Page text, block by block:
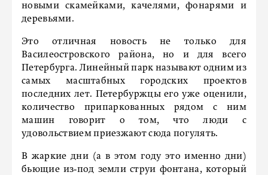
новыми скамейками, качелями, фонарями и
деревьями.
Это отличная новость не только для
Василеостровского района, но и для всего
Петербурга. Линейный парк называют одним из
самых масштабных городских проектов
последних лет. Петербуржцы его уже оценили,
количество припаркованных рядом с ним
машин говорит о том, что люди с
удовольствием приезжают сюда погулять.
В жаркие дни (а в этом году это именно дни)
бьющие из‑под земли струи фонтана, который